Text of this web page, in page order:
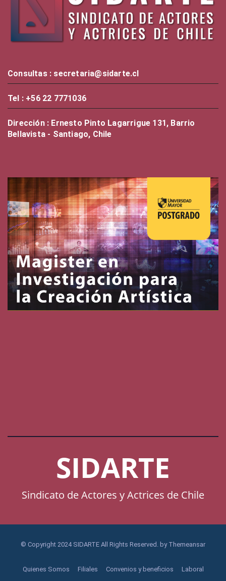
Consultas : secretaria@sidarte.cl
Tel : +56 22 7771036
Dirección : Ernesto Pinto Lagarrigue 131, Barrio
Bellavista - Santiago, Chile
SIDARTE
Sindicato de Actores y Actrices de Chile
© Copyright 2024 SIDARTE All Rights Reserved. by Themeansar
Quienes Somos Filiales Convenios y beneficios Laboral